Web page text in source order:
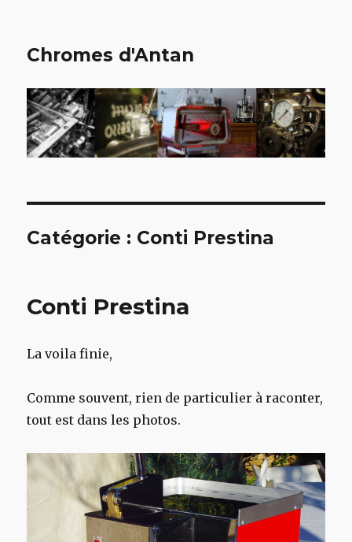
Chromes d'Antan
Catégorie : Conti Prestina
Conti Prestina
La voila finie,
Comme souvent, rien de particulier à raconter,
tout est dans les photos.